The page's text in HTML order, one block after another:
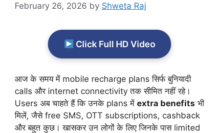
February 26, 2026 by Shweta Raj
Click Full HD Video
आज के समय में mobile recharge plans सिर्फ बुनियादी
calls और internet connectivity तक सीमित नहीं रहे।
Users अब चाहते हैं कि उनके plans में extra benefits भी
मिलें, जैसे free SMS, OTT subscriptions, cashback
और बहुत कुछ। खासकर उन लोगों के लिए जिनके पास limited